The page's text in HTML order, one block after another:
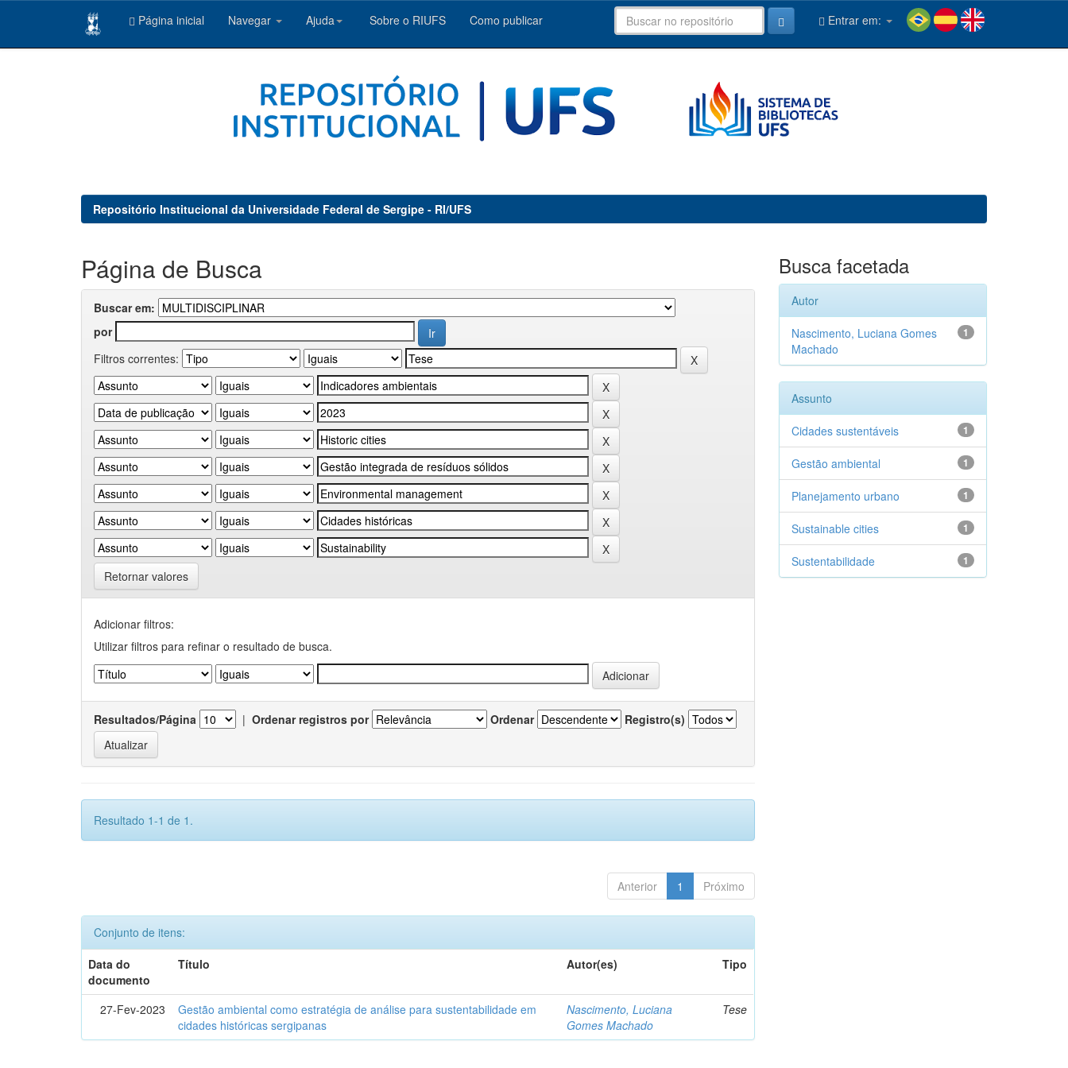
Página inicial Navegar Ajuda Sobre o RIUFS Como publicar Entrar em:
Repositório Institucional da Universidade Federal de Sergipe - RI/UFS
Página de Busca
Buscar em:
por
Filtros correntes:
Retornar valores
Adicionar filtros:
Utilizar filtros para refinar o resultado de busca.
Resultados/Página | Ordenar registros por Ordenar Registro(s)
Resultado 1-1 de 1.
Anterior 1 Próximo
Conjunto de itens:
Data do
documento
Título Autor(es) Tipo
27-Fev-2023
Gestão ambiental como estratégia de análise para sustentabilidade em
cidades históricas sergipanas
Nascimento, Luciana
Gomes Machado
Tese
Busca facetada
Autor
1
Nascimento, Luciana Gomes
Machado
Assunto
1
Cidades sustentáveis
1
Gestão ambiental
1
Planejamento urbano
1
Sustainable cities
1
Sustentabilidade